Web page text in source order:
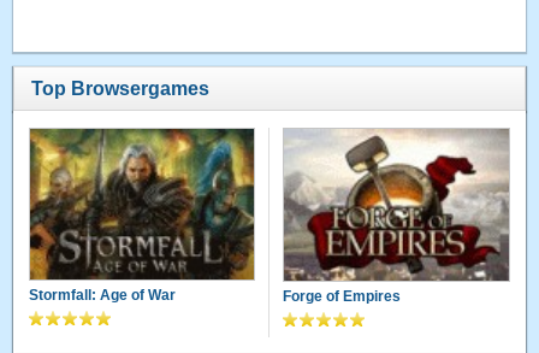
Top Browsergames
Stormfall: Age of War Forge of Empires